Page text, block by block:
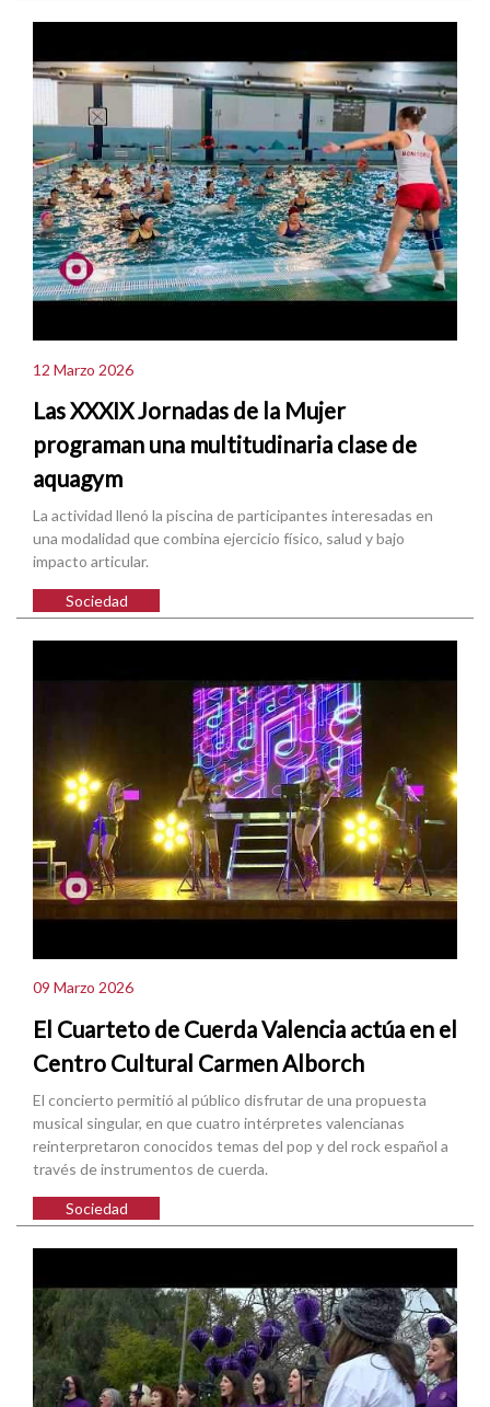
12 Marzo 2026
Las XXXIX Jornadas de la Mujer
programan una multitudinaria clase de
aquagym
La actividad llenó la piscina de participantes interesadas en
una modalidad que combina ejercicio físico, salud y bajo
impacto articular.
Sociedad
09 Marzo 2026
El Cuarteto de Cuerda Valencia actúa en el
Centro Cultural Carmen Alborch
El concierto permitió al público disfrutar de una propuesta
musical singular, en que cuatro intérpretes valencianas
reinterpretaron conocidos temas del pop y del rock español a
través de instrumentos de cuerda.
Sociedad